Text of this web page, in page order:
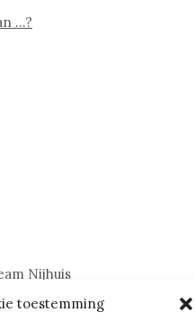
toestemming
…?
Nijhuis